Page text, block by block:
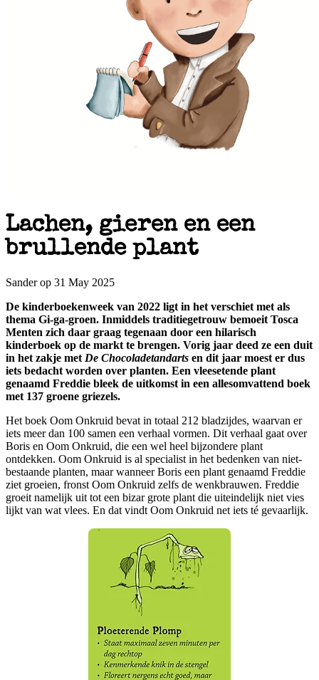
Lachen, gieren en een
brullende plant
Sander op 31 May 2025
De kinderboekenweek van 2022 ligt in het verschiet met als
thema Gi-ga-groen. Inmiddels traditiegetrouw bemoeit Tosca
Menten zich daar graag tegenaan door een hilarisch
kinderboek op de markt te brengen. Vorig jaar deed ze een duit
in het zakje metDe Chocoladetandarts en dit jaar moest er dus
iets bedacht worden over planten. Een vleesetende plant
genaamd Freddie bleek de uitkomst in een allesomvattend boek
met 137 groene griezels.
Het boek Oom Onkruid bevat in totaal 212 bladzijdes, waarvan er
iets meer dan 100 samen een verhaal vormen. Dit verhaal gaat over
Boris en Oom Onkruid, die een wel heel bijzondere plant
ontdekken. Oom Onkruid is al specialist in het bedenken van niet-
bestaande planten, maar wanneer Boris een plant genaamd Freddie
ziet groeien, fronst Oom Onkruid zelfs de wenkbrauwen. Freddie
groeit namelijk uit tot een bizar grote plant die uiteindelijk niet vies
lijkt van wat vlees. En dat vindt Oom Onkruid net iets té gevaarlijk.